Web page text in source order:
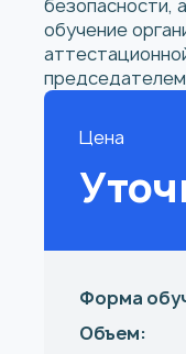
безопасности,
обучение
Цена
Форма
Объем: